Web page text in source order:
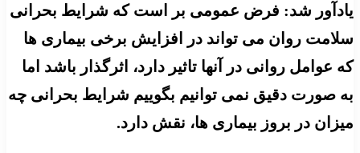
یادآور شد: فرض عمومی بر است که شرایط بحرانی
سلامت روان می تواند در افزایش برخی بیماری ها
که عوامل روانی در آنها تاثیر دارد، اثرگذار باشد اما
به صورت دقیق نمی توانیم بگوییم شرایط بحرانی چه
میزان در بروز بیماری ها، نقش دارد.